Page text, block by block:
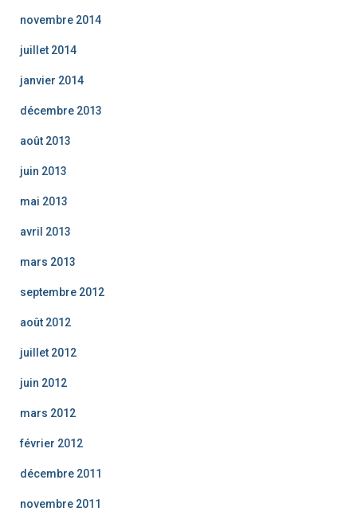
novembre 2014
juillet 2014
janvier 2014
décembre 2013
août 2013
juin 2013
mai 2013
avril 2013
mars 2013
septembre 2012
août 2012
juillet 2012
juin 2012
mars 2012
février 2012
décembre 2011
novembre 2011